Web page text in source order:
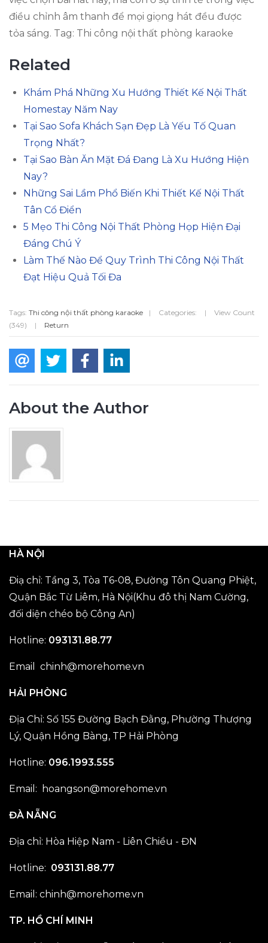
điều chỉnh âm thanh để mọi giọng hát đều được
tỏa sáng. Tag: Thi công nội thất phòng karaoke
Related
Khám Phá Những Xu Hướng Thiết Kế Nội Thất
Homestay Năm Nay
Tại Sao Sofa Khách Sạn Đẹp Là Yếu Tố Quan
Trọng Nhất?
Tại Sao Bàn Ăn Mặt Đá Đang Là Xu Hướng Hiện
Nay?
Những Sai Lầm Phổ Biến Khi Thiết Kế Nội Thất
Tân Cổ Điển
5 Mẹo Thi Công Nội Thất Phòng Họp Hiện Đại
Đáng Chú Ý
Làm Thế Nào Để Quy Trình Thi Công Nội Thất
Đạt Hiệu Quả Tối Đa
Tags: Thi công nội thất phòng karaoke | Categories: |
View Count
(349)
| Return
About the Author
HÀ NỘI
Điạ chỉ: Tầng 3, Tòa T6-08, Đường Tôn Quang Phiệt,
Quận Bắc Từ Liêm, Hà Nội(Khu đô thị Nam Cường,
đối diện chéo bộ Công An)
Hotline: 093131.88.77
Email chinh@morehome.vn
HẢI PHÒNG
Địa Chỉ: Số 155 Đường Bạch Đằng, Phường Thượng
Lý, Quận Hồng Bàng, TP Hải Phòng
Hotline: 096.1993.555
Email: hoangson@morehome.vn
ĐÀ NẴNG
Địa chỉ: Hòa Hiệp Nam - Liên Chiều - ĐN
Hotline: 093131.88.77
Email: chinh@morehome.vn
TP. HỒ CHÍ MINH